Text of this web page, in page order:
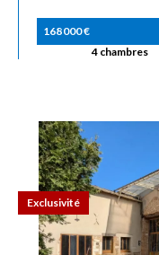
168 000 €
4 chambres
Exclusivité